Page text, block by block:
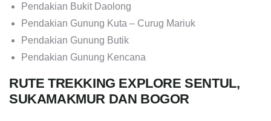
Pendakian Bukit Daolong
Pendakian Gunung Kuta – Curug Mariuk
Pendakian Gunung Butik
Pendakian Gunung Kencana
RUTE TREKKING EXPLORE SENTUL,
SUKAMAKMUR DAN BOGOR